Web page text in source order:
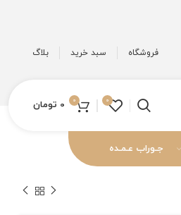
فروشگاه سبد خرید بلاگ
0
0
0 تومان
جـوراب عـمـده